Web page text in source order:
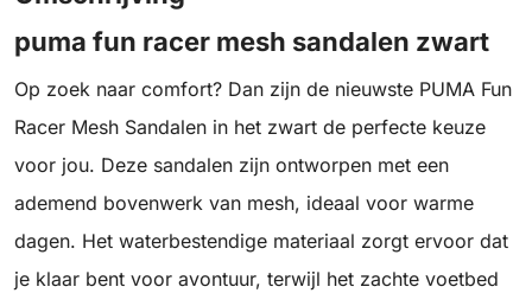
puma fun racer mesh sandalen zwart
Op zoek naar comfort? Dan zijn de nieuwste PUMA Fun
Racer Mesh Sandalen in het zwart de perfecte keuze
voor jou. Deze sandalen zijn ontworpen met een
ademend bovenwerk van mesh, ideaal voor warme
dagen. Het waterbestendige materiaal zorgt ervoor dat
je klaar bent voor avontuur, terwijl het zachte voetbed